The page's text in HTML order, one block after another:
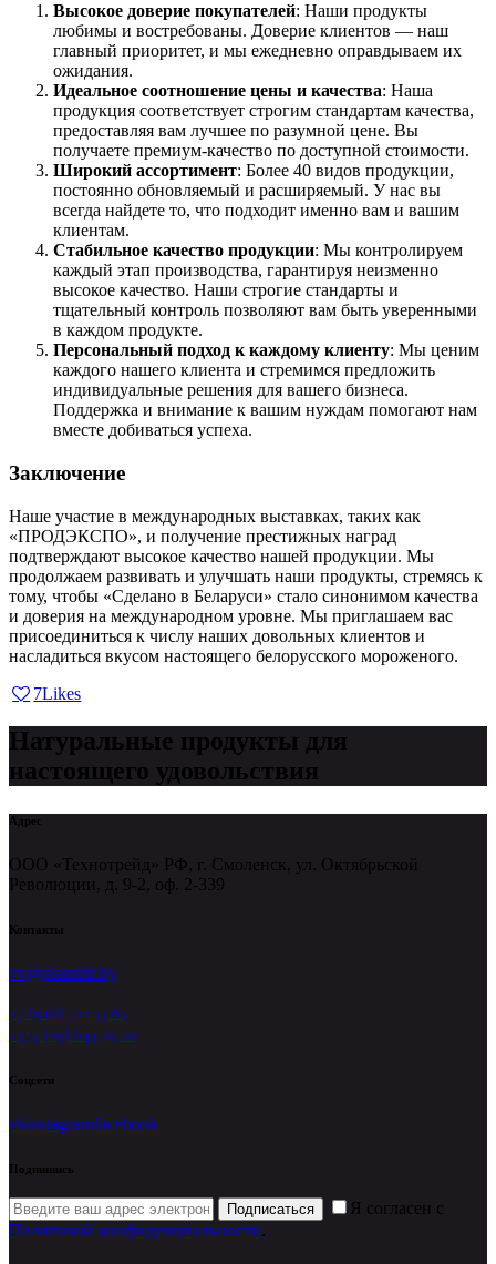
Высокое доверие покупателей: Наши продукты
любимы и востребованы. Доверие клиентов — наш
главный приоритет, и мы ежедневно оправдываем их
ожидания.
Идеальное соотношение цены и качества: Наша
продукция соответствует строгим стандартам качества,
предоставляя вам лучшее по разумной цене. Вы
получаете премиум-качество по доступной стоимости.
Широкий ассортимент: Более 40 видов продукции,
постоянно обновляемый и расширяемый. У нас вы
всегда найдете то, что подходит именно вам и вашим
клиентам.
Стабильное качество продукции: Мы контролируем
каждый этап производства, гарантируя неизменно
высокое качество. Наши строгие стандарты и
тщательный контроль позволяют вам быть уверенными
в каждом продукте.
Персональный подход к каждому клиенту: Мы ценим
каждого нашего клиента и стремимся предложить
индивидуальные решения для вашего бизнеса.
Поддержка и внимание к вашим нуждам помогают нам
вместе добиваться успеха.
Заключение
Наше участие в международных выставках, таких как
«ПРОДЭКСПО», и получение престижных наград
подтверждают высокое качество нашей продукции. Мы
продолжаем развивать и улучшать наши продукты, стремясь к
тому, чтобы «Сделано в Беларуси» стало синонимом качества
и доверия на международном уровне. Мы приглашаем вас
присоединиться к числу наших довольных клиентов и
насладиться вкусом настоящего белорусского мороженого.
7Likes
Натуральные продукты для
настоящего удовольствия
Адрес
ООО «Технотрейд» РФ, г. Смоленск, ул. Октябрьской
Революции, д. 9-2, оф. 2-339
Контакты
vv@plambir.by
+7 (916) 712 33 63
+375 (29) 644 05 01
Соцсети
vkinstagramfacebook
Подпишись
Подписаться
Я согласен с
Политикой конфиденциальности